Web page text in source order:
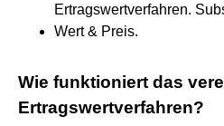
Ertragswertverfahren.
Wert & Preis.
Wie funktioniert das
Ertragswertverfahren?